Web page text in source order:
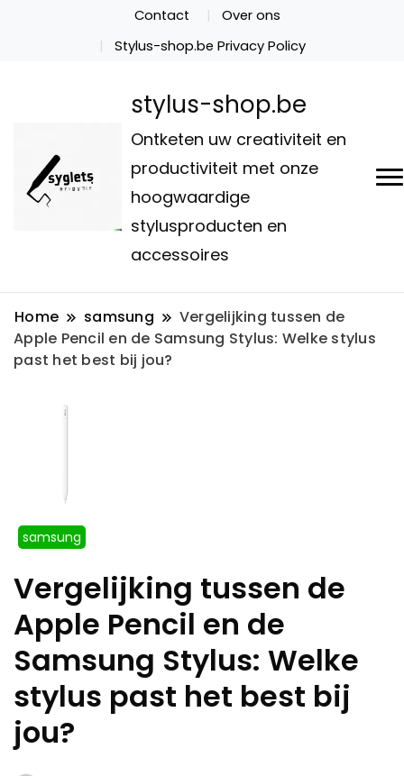
Contact
Over ons
Stylus-shop.be Privacy Policy
stylus-shop.be
Ontketen uw creativiteit en
productiviteit met onze
hoogwaardige
stylusproducten en
accessoires
Home samsung
Vergelijking tussen de
Apple Pencil en de Samsung Stylus: Welke stylus
past het best bij jou?
samsung
Vergelijking tussen de
Apple Pencil en de
Samsung Stylus: Welke
stylus past het best bij
jou?